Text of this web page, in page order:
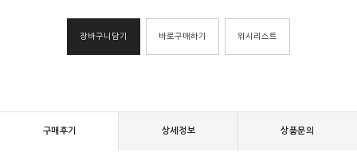
장바구니담기 바로구매하기 위시리스트
구매후기 상세정보 상품문의